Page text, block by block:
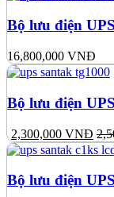
Bộ lưu điện
16,800,000 VNĐ
Bộ lưu điện
2,300,000 VNĐ
Bộ lưu điện